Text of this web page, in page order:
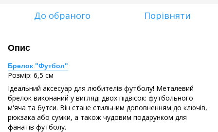
До обраного Порівняти
Опис
Брелок "Футбол"
Розмір: 6,5 см
Ідеальний аксесуар для любителів футболу! Металевий
брелок виконаний у вигляді двох підвісок: футбольного
м'яча та бутси. Він стане стильним доповненням до ключів,
рюкзака або сумки, а також чудовим подарунком для
фанатів футболу.